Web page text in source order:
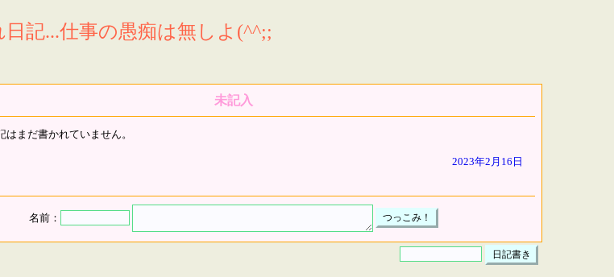
記...仕事の愚痴は無しよ(^^;;
未記入
はまだ書かれていません。
2023年2月16日
名前：